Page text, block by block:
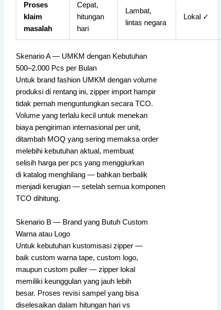
Proses
klaim
masalah
Cepat,
hitungan
hari
Lambat,
lintas negara
Lokal ✓
Skenario A — UMKM dengan Kebutuhan
500–2.000 Pcs per Bulan
Untuk brand fashion UMKM dengan volume
produksi di rentang ini, zipper import hampir
tidak pernah menguntungkan secara TCO.
Volume yang terlalu kecil untuk menekan
biaya pengiriman internasional per unit,
ditambah MOQ yang sering memaksa order
melebihi kebutuhan aktual, membuat
selisih harga per pcs yang menggiurkan
di katalog menghilang — bahkan berbalik
menjadi kerugian — setelah semua komponen
TCO dihitung.
Skenario B — Brand yang Butuh Custom
Warna atau Logo
Untuk kebutuhan kustomisasi zipper —
baik custom warna tape, custom logo,
maupun custom puller — zipper lokal
memiliki keunggulan yang jauh lebih
besar. Proses revisi sampel yang bisa
diselesaikan dalam hitungan hari vs